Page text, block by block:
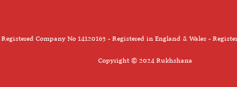
Company No 14120163 - Registered in England & Wales -
Copyright © 2024 Rukhshana